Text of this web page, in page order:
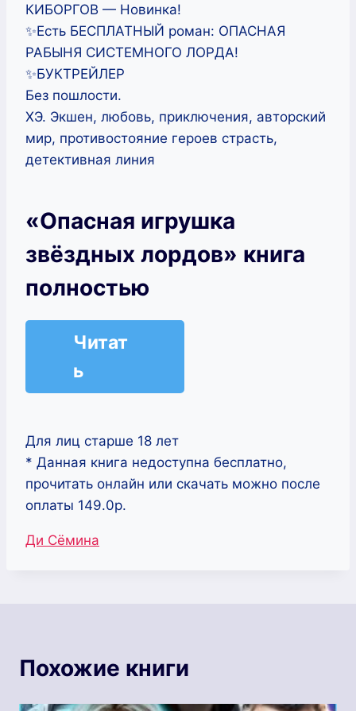
КИБОРГОВ — Новинка!
✨Есть БЕСПЛАТНЫЙ роман: ОПАСНАЯ
РАБЫНЯ СИСТЕМНОГО ЛОРДА!
✨БУКТРЕЙЛЕР
Без пошлости.
ХЭ. Экшен, любовь, приключения, авторский
мир, противостояние героев страсть,
детективная линия
«Опасная игрушка
звёздных лордов» книга
полностью
Читат
ь
Для лиц старше 18 лет
* Данная книга недоступна бесплатно,
прочитать онлайн или скачать можно после
оплаты 149.0р.
Метки
Ди Сёмина
Похожие книги